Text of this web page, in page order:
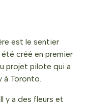
est le sentier
créé en premier
projet pilote qui a
à Toronto.
y a des fleurs et